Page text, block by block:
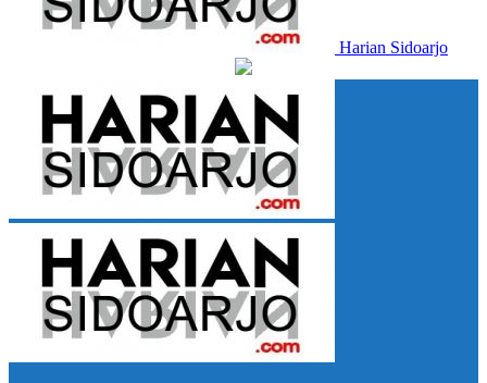
Harian Sidoarjo